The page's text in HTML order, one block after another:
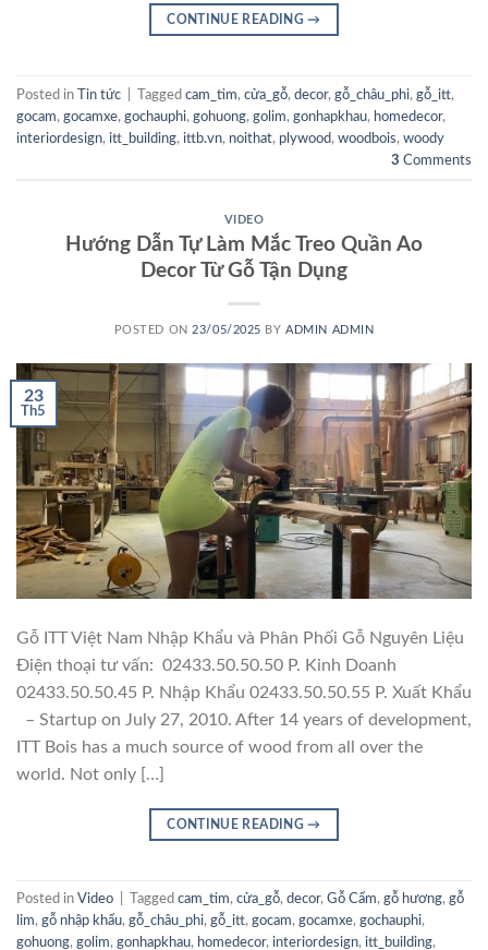
CONTINUE READING→
Posted in Tin tức Tagged cam_tim, cửa_gỗ, decor, gỗ_châu_phi, gỗ_itt,
gocam, gocamxe, gochauphi, gohuong, golim, gonhapkhau, homedecor,
interiordesign, itt_building, ittb.vn, noithat, plywood, woodbois, woody
3 Comments
VIDEO
Hướng Dẫn Tự Làm Mắc Treo Quần Ao
Decor Từ Gỗ Tận Dụng
POSTED ON 23/05/2025 BYADMIN ADMIN
23
Th5
Gỗ ITT Việt Nam Nhập Khẩu và Phân Phối Gỗ Nguyên Liệu
Điện thoại tư vấn: 02433.50.50.50 P. Kinh Doanh
02433.50.50.45 P. Nhập Khẩu 02433.50.50.55 P. Xuất Khẩu
– Startup on July 27, 2010. After 14 years of development,
ITT Bois has a much source of wood from all over the
world. Not only […]
CONTINUE READING→
Posted in Video Tagged cam_tim, cửa_gỗ, decor, Gỗ Cẩm, gỗ hương, gỗ
lim, gỗ nhập khẩu, gỗ_châu_phi, gỗ_itt, gocam, gocamxe, gochauphi,
gohuong, golim, gonhapkhau, homedecor, interiordesign, itt_building,